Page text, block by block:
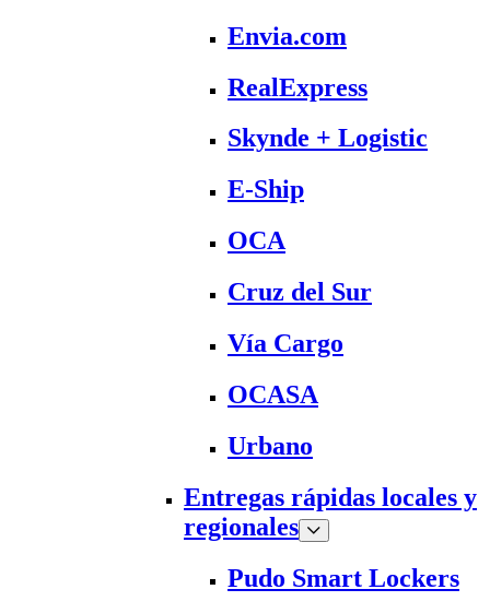
Envia.com
RealExpress
Skynde + Logistic
E-Ship
OCA
Cruz del Sur
Vía Cargo
OCASA
Urbano
Entregas rápidas locales y
regionales
Pudo Smart Lockers